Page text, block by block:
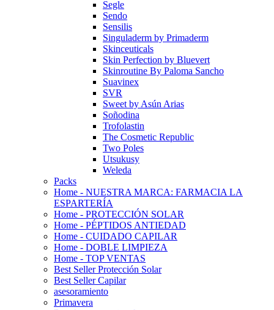
Segle
Sendo
Sensilis
Singuladerm by Primaderm
Skinceuticals
Skin Perfection by Bluevert
Skinroutine By Paloma Sancho
Suavinex
SVR
Sweet by Asún Arias
Soñodina
Trofolastin
The Cosmetic Republic
Two Poles
Utsukusy
Weleda
Packs
Home - NUESTRA MARCA: FARMACIA LA
ESPARTERÍA
Home - PROTECCIÓN SOLAR
Home - PÉPTIDOS ANTIEDAD
Home - CUIDADO CAPILAR
Home - DOBLE LIMPIEZA
Home - TOP VENTAS
Best Seller Protección Solar
Best Seller Capilar
asesoramiento
Primavera